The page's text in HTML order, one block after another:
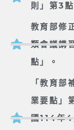
則」第3
教育部修
類會議講
點」。
「教育部
業要點」
國114年